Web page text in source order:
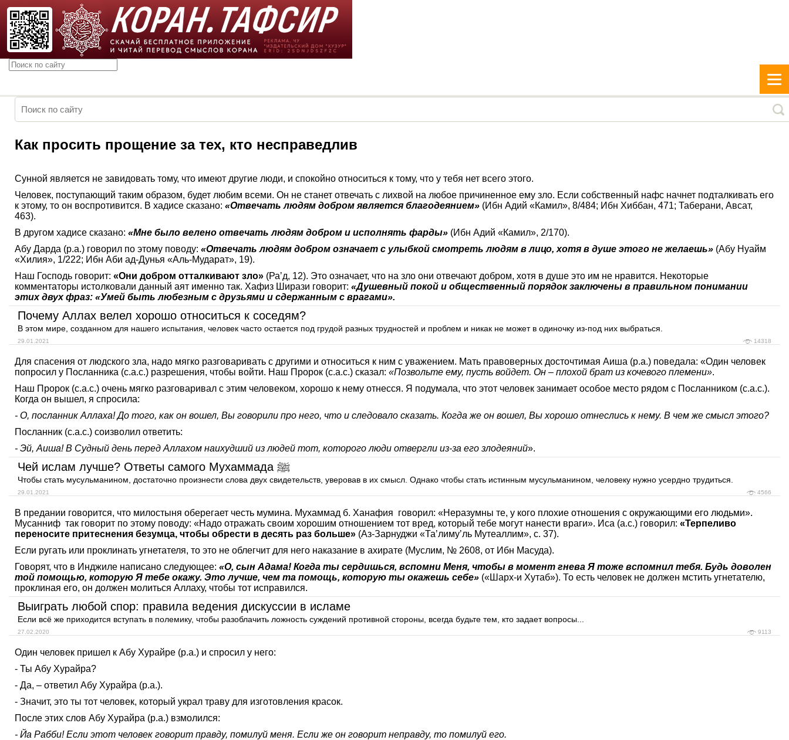
Как просить прощение за тех, кто несправедлив
Сунной является не завидовать тому, что имеют другие люди, и спокойно относиться к тому, что у тебя нет всего этого.
Человек, поступающий таким образом, будет любим всеми. Он не станет отвечать с лихвой на любое причиненное ему зло. Если собственный нафс начнет подталкивать его
к этому, то он воспротивится. В хадисе сказано: «Отвечать людям добром является благодеянием» (Ибн Адий «Камил», 8/484; Ибн Хиббан, 471; Таберани, Авсат,
463).
В другом хадисе сказано: «Мне было велено отвечать людям добром и исполнять фарды» (Ибн Адий «Камил», 2/170).
Абу Дарда (р.а.) говорил по этому поводу: «Отвечать людям добром означает с улыбкой смотреть людям в лицо, хотя в душе этого не желаешь» (Абу Нуайм
«Хилия», 1/222; Ибн Аби ад-Дунья «Аль-Мударат», 19).
Наш Господь говорит: «Они добром отталкивают зло» (Раʼд, 12). Это означает, что на зло они отвечают добром, хотя в душе это им не нравится. Некоторые
комментаторы истолковали данный аят именно так. Хафиз Ширази говорит: «Душевный покой и общественный порядок заключены в правильном понимании
этих двух фраз: «Умей быть любезным с друзьями и сдержанным с врагами».
Почему Аллах велел хорошо относиться к соседям?
В этом мире, созданном для нашего испытания, человек часто остается под грудой разных трудностей и проблем и никак не может в одиночку из-под них выбраться.
29.01.2021 14318
Для спасения от людского зла, надо мягко разговаривать с другими и относиться к ним с уважением. Мать правоверных досточтимая Аиша (р.а.) поведала: «Один человек
попросил у Посланника (с.а.с.) разрешения, чтобы войти. Наш Пророк (с.а.с.) сказал: «Позвольте ему, пусть войдет. Он – плохой брат из кочевого племени».
Наш Пророк (с.а.с.) очень мягко разговаривал с этим человеком, хорошо к нему отнесся. Я подумала, что этот человек занимает особое место рядом с Посланником (с.а.с.).
Когда он вышел, я спросила:
- О, посланник Аллаха! До того, как он вошел, Вы говорили про него, что и следовало сказать. Когда же он вошел, Вы хорошо отнеслись к нему. В чем же смысл этого?
Посланник (с.а.с.) соизволил ответить:
- Эй, Аиша! В Судный день перед Аллахом наихудший из людей тот, которого люди отвергли из-за его злодеяний».
Чей ислам лучше? Ответы самого Мухаммада ﷺ
Чтобы стать мусульманином, достаточно произнести слова двух свидетельств, уверовав в их смысл. Однако чтобы стать истинным мусульманином, человеку нужно усердно трудиться.
29.01.2021 4566
В предании говорится, что милостыня оберегает честь мумина. Мухаммад б. Ханафия говорил: «Неразумны те, у кого плохие отношения с окружающими его людьми».
Мусанниф так говорит по этому поводу: «Надо отражать своим хорошим отношением тот вред, который тебе могут нанести враги». Иса (а.с.) говорил: «Терпеливо
переносите притеснения безумца, чтобы обрести в десять раз больше» (Аз-Зарнуджи «Таʼлимуʼль Мутеаллим», с. 37).
Если ругать или проклинать угнетателя, то это не облегчит для него наказание в ахирате (Муслим, № 2608, от Ибн Масуда).
Говорят, что в Инджиле написано следующее: «О, сын Адама! Когда ты сердишься, вспомни Меня, чтобы в момент гнева Я тоже вспомнил тебя. Будь доволен
той помощью, которую Я тебе окажу. Это лучше, чем та помощь, которую ты окажешь себе» («Шарх-и Хутаб»). То есть человек не должен мстить угнетателю,
проклиная его, он должен молиться Аллаху, чтобы тот исправился.
Выиграть любой спор: правила ведения дискуссии в исламе
Если всё же приходится вступать в полемику, чтобы разоблачить ложность суждений противной стороны, всегда будьте тем, кто задает вопросы...
27.02.2020 9113
Один человек пришел к Абу Хурайре (р.а.) и спросил у него:
- Ты Абу Хурайра?
- Да, – ответил Абу Хурайра (р.а.).
- Значит, это ты тот человек, который украл траву для изготовления красок.
После этих слов Абу Хурайра (р.а.) взмолился:
- Йа Рабби! Если этот человек говорит правду, помилуй меня. Если же он говорит неправду, то помилуй его.